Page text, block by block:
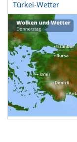
Türkei-Wetter